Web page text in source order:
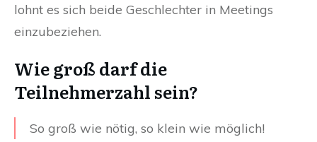
lohnt es sich beide Geschlechter in Meetings
einzubeziehen.
Wie groß darf die
Teilnehmerzahl sein?
So groß wie nötig, so klein wie möglich!